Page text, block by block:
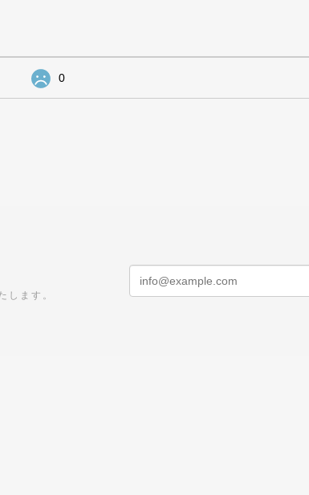
0
します。